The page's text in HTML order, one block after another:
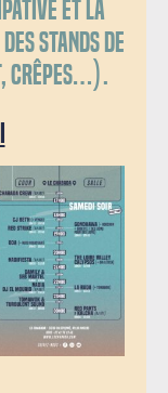
et la
stands de
crêpes…).